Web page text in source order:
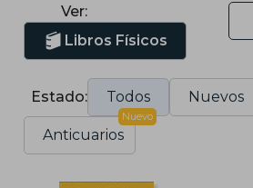
Ver:
Libros Físicos
Estado: Todos Nuevos
Anticuarios
Nuevo